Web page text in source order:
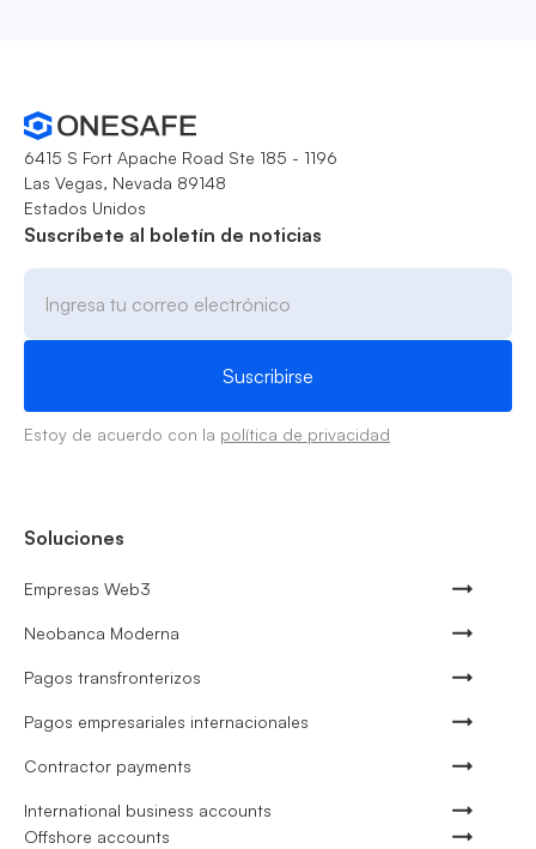
6415 S Fort Apache Road Ste 185 - 1196
Las Vegas, Nevada 89148
Estados Unidos
Suscríbete al boletín de noticias
Estoy de acuerdo con la política de privacidad
Soluciones
Empresas Web3
Neobanca Moderna
Pagos transfronterizos
Pagos empresariales internacionales
Contractor payments
International business accounts
Offshore accounts